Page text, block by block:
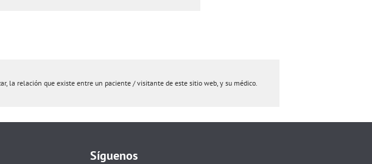
la relación que existe entre un paciente / visitante de este sitio web, y su médico.
Síguenos